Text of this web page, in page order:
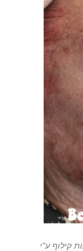
קילוף ע"י